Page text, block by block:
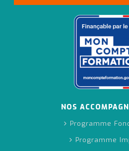
NOS
Programme
Programme